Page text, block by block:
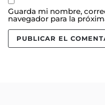
Guarda mi nombre,
navegador para la